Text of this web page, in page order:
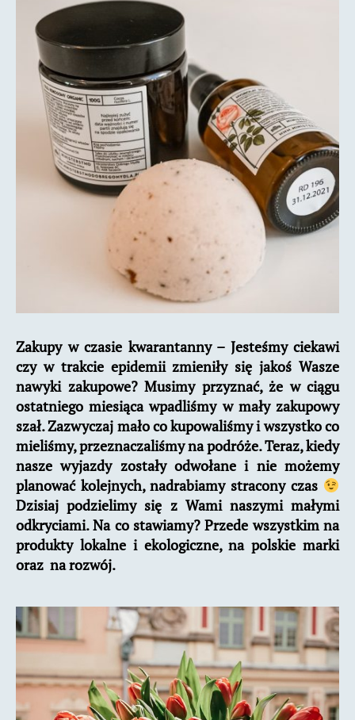
Zakupy w czasie kwarantanny – Jesteśmy ciekawi
czy w trakcie epidemii zmieniły się jakoś Wasze
nawyki zakupowe? Musimy przyznać, że w ciągu
ostatniego miesiąca wpadliśmy w mały zakupowy
szał. Zazwyczaj mało co kupowaliśmy i wszystko co
mieliśmy, przeznaczaliśmy na podróże. Teraz, kiedy
nasze wyjazdy zostały odwołane i nie możemy
planować kolejnych, nadrabiamy stracony czas
Dzisiaj podzielimy się z Wami naszymi małymi
odkryciami. Na co stawiamy? Przede wszystkim na
produkty lokalne i ekologiczne, na polskie marki
oraz na rozwój.